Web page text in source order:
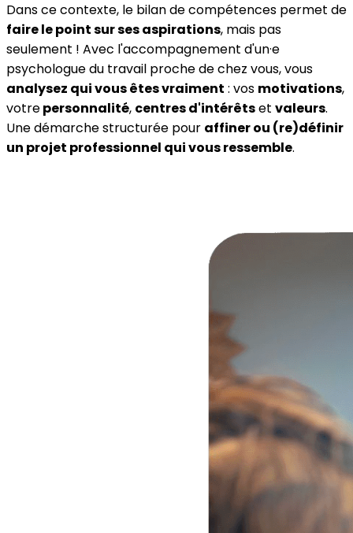
Dans ce contexte, le bilan de compétences permet de
faire le point sur ses aspirations, mais pas
seulement ! Avec l'accompagnement d'un·e
psychologue du travail proche de chez vous, vous
analysez qui vous êtes vraiment : vos motivations,
votrepersonnalité, centres d'intérêtset valeurs.
Une démarche structurée pour affiner ou (re)définir
un projet professionnel qui vous ressemble.